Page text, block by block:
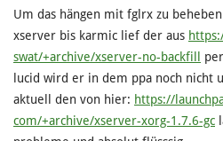
Um das hängen mit fglrx zu
xserver bis karmic lief der aus
swat/+archive/xserver-no-backfill
lucid wird er in dem ppa noch nicht
aktuell den von hier: https://
com/+archive/xserver-xorg-1.7.6-gc